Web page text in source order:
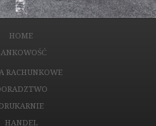
HOME
RACHUNKOWE
HANDEL